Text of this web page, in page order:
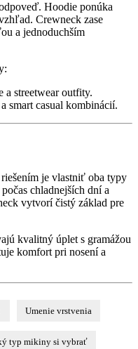
Hoodie ponúka
Crewneck zase
a jednoduchším
a streetwear outfity.
smart casual kombinácií.
je vlastniť oba typy
chladnejších dní a
vytvorí čistý základ pre
kvalitný úplet s gramážou
komfort pri nosení a
Umenie vrstvenia
typ mikiny si vybrať